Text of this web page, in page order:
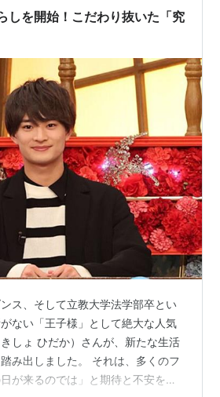
2〜5/31】【 バンカーズボックス
しを開始！こだわり抜いた「究
ス、そして立教大学法学部卒とい
ない「王子様」として絶大な人気
しょ ひだか）さんが、新たな生活
み出しました。 それは、多くのフ
が来るのでは」と期待と不安を抱